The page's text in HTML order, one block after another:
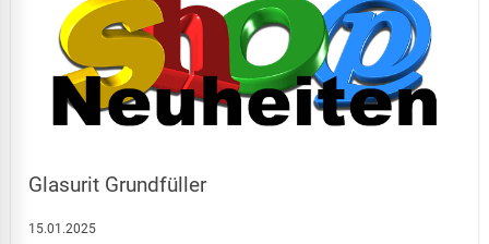
Glasurit Grundfüller
15.01.2025